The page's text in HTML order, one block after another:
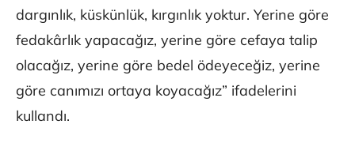
dargınlık, küskünlük, kırgınlık yoktur. Yerine göre
fedakârlık yapacağız, yerine göre cefaya talip
olacağız, yerine göre bedel ödeyeceğiz, yerine
göre canımızı ortaya koyacağız” ifadelerini
kullandı.